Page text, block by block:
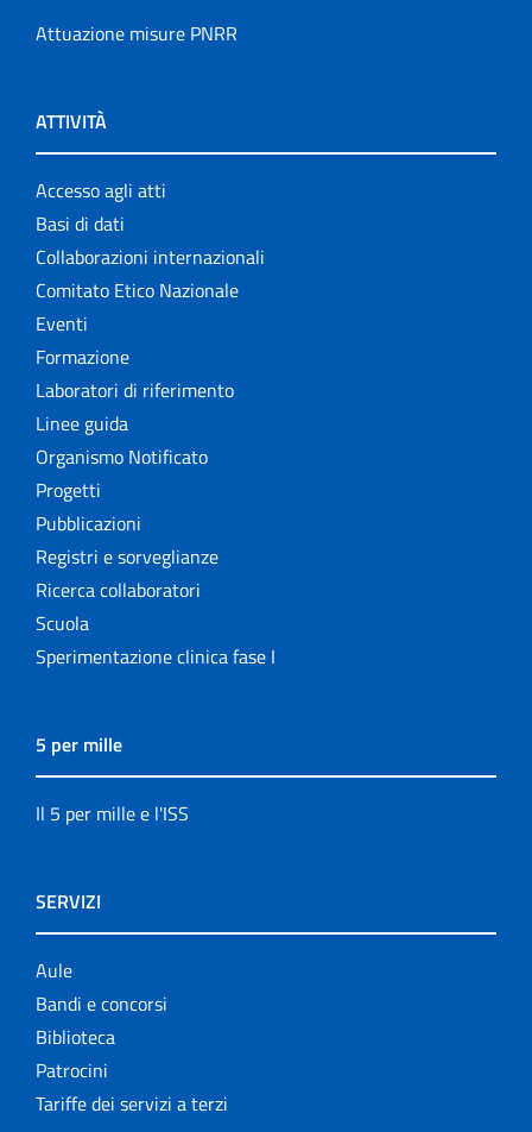
Attuazione misure PNRR
ATTIVITÀ
Accesso agli atti
Basi di dati
Collaborazioni internazionali
Comitato Etico Nazionale
Eventi
Formazione
Laboratori di riferimento
Linee guida
Organismo Notificato
Progetti
Pubblicazioni
Registri e sorveglianze
Ricerca collaboratori
Scuola
Sperimentazione clinica fase I
5 per mille
Il 5 per mille e l'ISS
SERVIZI
Aule
Bandi e concorsi
Biblioteca
Patrocini
Tariffe dei servizi a terzi